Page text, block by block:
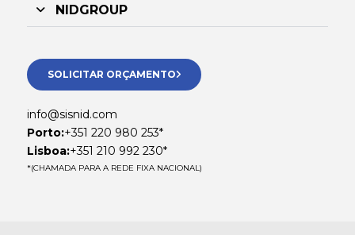
NIDGROUP
SOLICITAR ORÇAMENTO
info@sisnid.com
Porto:+351 220 980 253*
Lisboa:+351 210 992 230*
*(CHAMADA PARA A REDE FIXA NACIONAL)